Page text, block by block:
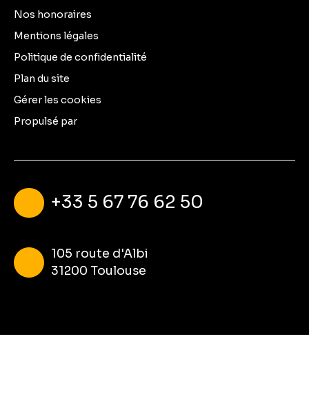
Nos honoraires
Mentions légales
Politique de confidentialité
Plan du site
Gérer les cookies
Propulsé par
+33 5 67 76 62 50
105 route d'Albi
31200 Toulouse